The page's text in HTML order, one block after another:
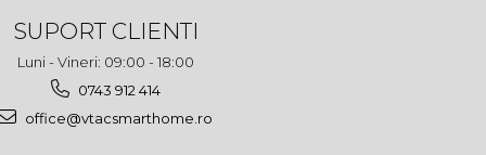
SUPORT CLIENTI
Luni - Vineri: 09:00 - 18:00
0743 912 414
office@vtacsmarthome.ro